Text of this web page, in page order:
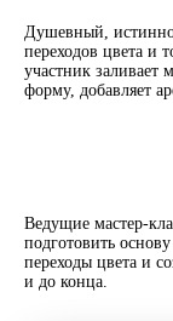
Душевный,
переходов цвета и
участник
форму, добавляет
Ведущие мастер-
подготовить
переходы цвета и
и до конца.